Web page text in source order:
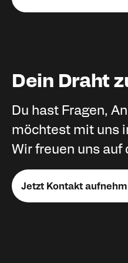
Dein Draht
Du hast Fragen,
möchtest mit uns
Wir freuen uns
Jetzt Kontakt